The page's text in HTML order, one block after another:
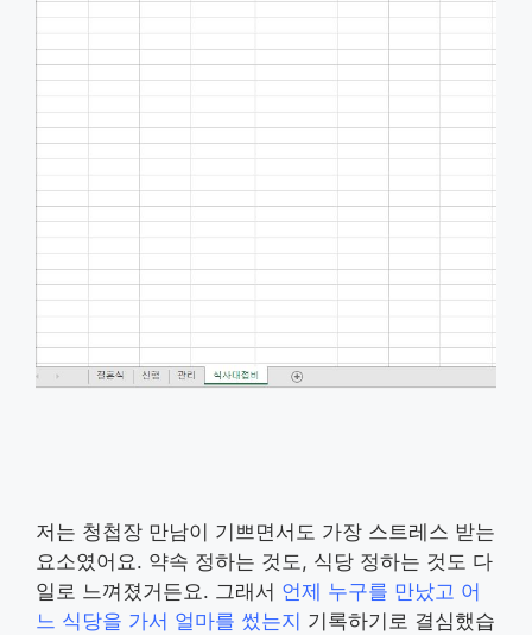
저는 청첩장 만남이 기쁘면서도 가장 스트레스 받는
요소였어요. 약속 정하는 것도, 식당 정하는 것도 다
일로 느껴졌거든요. 그래서 언제 누구를 만났고 어
느 식당을 가서 얼마를 썼는지 기록하기로 결심했습